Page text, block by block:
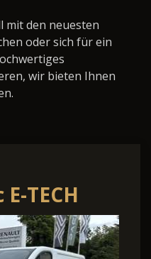
mit den neuesten
oder sich für ein
wir bieten Ihnen
TECH